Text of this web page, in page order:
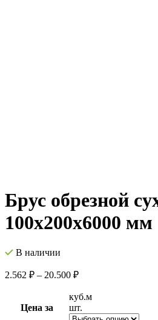
Брус обрезной
100х200х6000 мм
В наличии
2.562 ₽ – 20.500 ₽
Цена за
куб.м
шт.